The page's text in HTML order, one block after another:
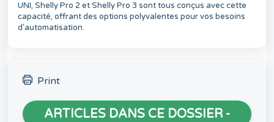
UNI, Shelly Pro 2 et Shelly Pro 3 sont tous conçus avec cette
capacité, offrant des options polyvalentes pour vos besoins
d'automatisation.
Print
ARTICLES DANS CE DOSSIER -